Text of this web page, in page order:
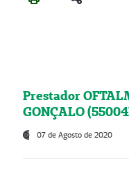
Prestador
GONÇALO
07 de Agosto de 2020